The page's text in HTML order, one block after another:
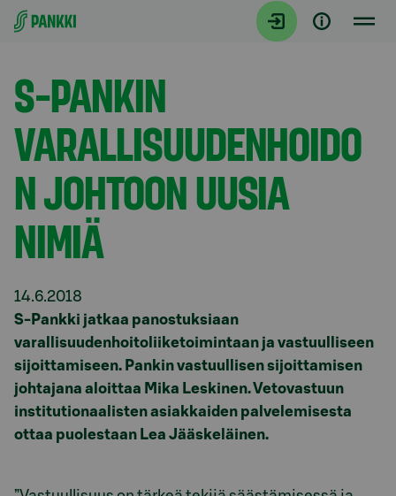
Siirry suoraan sisältöön
Tiedotteet
S-PANKIN
VARALLISUUDENHOIDO
N JOHTOON UUSIA
NIMIÄ
14.6.2018
S-Pankki jatkaa panostuksiaan
varallisuudenhoitoliiketoimintaan ja vastuulliseen
sijoittamiseen. Pankin vastuullisen sijoittamisen
johtajana aloittaa Mika Leskinen. Vetovastuun
institutionaalisten asiakkaiden palvelemisesta
ottaa puolestaan Lea Jääskeläinen.